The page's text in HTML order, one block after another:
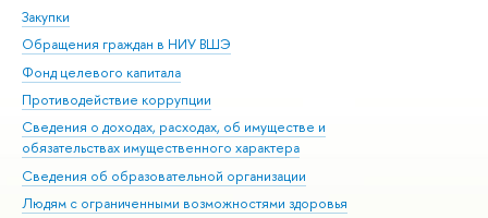
Закупки
Обращения граждан в НИУ ВШЭ
Фонд целевого капитала
Противодействие коррупции
Сведения о доходах, расходах, об имуществе и
обязательствах имущественного характера
Сведения об образовательной организации
Людям с ограниченными возможностями здоровья